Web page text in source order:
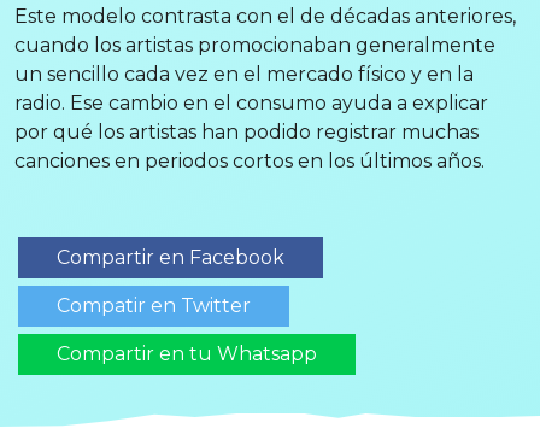
Este modelo contrasta con el de décadas anteriores,
cuando los artistas promocionaban generalmente
un sencillo cada vez en el mercado físico y en la
radio. Ese cambio en el consumo ayuda a explicar
por qué los artistas han podido registrar muchas
canciones en periodos cortos en los últimos años.
Compartir en Facebook
Compatir en Twitter
Compartir en tu Whatsapp